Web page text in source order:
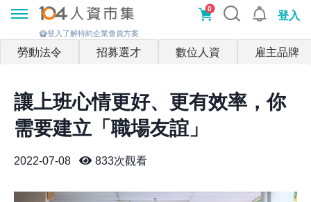
0
登入
登入了解特約企業會員方案
勞動法令 招募選才 數位人資 雇主品牌
讓上班心情更好、更有效率，你
需要建立「職場友誼」
2022-07-08 833次觀看